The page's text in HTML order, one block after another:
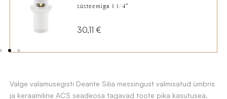
süsteemiga 1 1/4″
30,11 €
Valge valamusegisti Deante Silia messingust valmisatud ümbris
ja keraamiline ACS seadeosa tagavad toote pika kasutusea.